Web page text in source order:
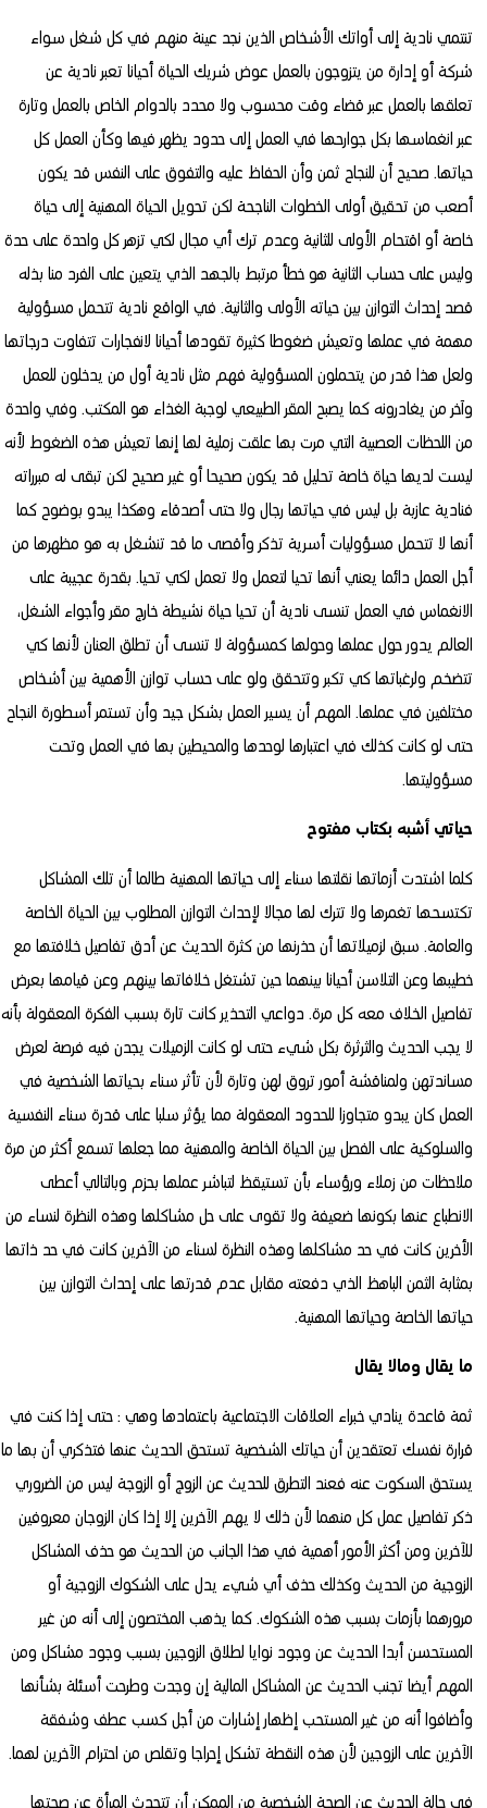
تنتمي نادية إلى أواتك الأشخاص الذين نجد عينة منهم في كل شغل سواء
شركة أو إدارة من يتزوجون بالعمل عوض شريك الحياة أحيانا تعبر نادية عن
تعلقها بالعمل عبر قضاء وقت محسوب ولا محدد بالدوام الخاص بالعمل وتارة
عبر انغماسها بكل جوارحها في العمل إلى حدود يظهر فيها وكأن العمل كل
حياتها. صحيح أن للنجاح ثمن وأن الحفاظ عليه والتفوق على النفس قد يكون
أصعب من تحقيق أولى الخطوات الناجحة لكن تحويل الحياة المهنية إلى حياة
خاصة أو اقتحام الأولى للثانية وعدم ترك أي مجال لكي تزهر كل واحدة على حدة
وليس على حساب الثانية هو خطأ مرتبط بالجهد الذي يتعين على الفرد منا بذله
قصد إحداث التوازن بين حياته الأولى والثانية. في الواقع نادية تتحمل مسؤولية
مهمة في عملها وتعيش ضغوطا كثيرة تقودها أحيانا لانفجارات تتفاوت درجاتها
ولعل هذا قدر من يتحملون المسؤولية فهم مثل نادية أول من يدخلون للعمل
وآخر من يغادرونه كما يصبح المقر الطبيعي لوجبة الغذاء هو المكتب. وفي واحدة
من اللحظات العصبية التي مرت بها علقت زملية لها إنها تعيش هذه الضغوط لأنه
ليست لديها حياة خاصة تحليل قد يكون صحيحا أو غير صحيح لكن تبقى له مبرراته
فنادية عازبة بل ليس في حياتها رجال ولا حتى أصدقاء وهكذا يبدو بوضوح كما
أنها لا تتحمل مسؤوليات أسرية تذكر وأقصى ما قد تنشغل به هو مظهرها من
أجل العمل دائما يعني أنها تحيا لتعمل ولا تعمل لكي تحيا. بقدرة عجيبة على
الانغماس في العمل تنسى نادية أن تحيا حياة نشيطة خارج مقر وأجواء الشغل،
العالم يدور حول عملها وحولها كمسؤولة لا تنسى أن تطلق العنان لأنها كي
تتضخم ولرغباتها كي تكبر وتتحقق ولو على حساب توازن الأهمية بين أشخاص
مختلفين في عملها. المهم أن يسير العمل بشكل جيد وأن تستمر أسطورة النجاح
حتى لو كانت كذلك في اعتبارها لوحدها والمحيطين بها في العمل وتحت
مسؤوليتها.
حياتي أشبه بكتاب مفتوح
كلما اشتدت أزماتها نقلتها سناء إلى حياتها المهنية طالما أن تلك المشاكل
تكتسحها تغمرها ولا تترك لها مجالا لإحداث التوازن المطلوب بين الحياة الخاصة
والعامة. سبق لزميلاتها أن حذرنها من كثرة الحديث عن أدق تفاصيل خلافتها مع
خطيبها وعن التلاسن أحيانا بينهما حين تشتغل خلافاتها بينهم وعن قيامها بعرض
تفاصيل الخلاف معه كل مرة. دواعي التحذير كانت تارة بسبب الفكرة المعقولة بأنه
لا يجب الحديث والثرثرة بكل شيء حتى لو كانت الزميلات يجدن فيه فرصة لعرض
مساندتهن ولمناقشة أمور تروق لهن وتارة لأن تأثر سناء بحياتها الشخصية في
العمل كان يبدو متجاوزا للحدود المعقولة مما يؤثر سلبا على قدرة سناء النفسية
والسلوكية على الفصل بين الحياة الخاصة والمهنية مما جعلها تسمع أكثر من مرة
ملاحظات من زملاء ورؤساء بأن تستيقظ لتباشر عملها بحزم وبالتالي أعطى
الانطباع عنها بكونها ضعيفة ولا تقوى على حل مشاكلها وهذه النظرة لنساء من
الأخرين كانت في حد مشاكلها وهذه النظرة لسناء من الآخرين كانت في حد ذاتها
بمثابة الثمن الباهظ الذي دفعته مقابل عدم قدرتها على إحداث التوازن بين
حياتها الخاصة وحياتها المهنية.
ما يقال ومالا يقال
ثمة قاعدة ينادي خبراء العلاقات الاجتماعية باعتمادها وهي : حتى إذا كنت في
قرارة نفسك تعتقدين أن حياتك الشخصية تستحق الحديث عنها فتذكري أن بها ما
يستحق السكوت عنه فعند التطرق للحديث عن الزوج أو الزوجة ليس من الضروري
ذكر تفاصيل عمل كل منهما لأن ذلك لا يهم الآخرين إلا إذا كان الزوجان معروفين
للآخرين ومن أكثر الأمور أهمية في هذا الجانب من الحديث هو حذف المشاكل
الزوجية من الحديث وكذلك حذف أي شيء يدل على الشكوك الزوجية أو
مرورهما بأزمات بسبب هذه الشكوك. كما يذهب المختصون إلى أنه من غير
المستحسن أبدا الحديث عن وجود نوايا لطلاق الزوجين بسبب وجود مشاكل ومن
المهم أيضا تجنب الحديث عن المشاكل المالية إن وجدت وطرحت أسئلة بشأنها
وأضافوا أنه من غير المستحب إظهار إشارات من أجل كسب عطف وشفقة
الآخرين على الزوجين لأن هذه النقطة تشكل إحراجا وتقلص من احترام الآخرين لهما.
في حالة الحديث عن الصحة الشخصية من الممكن أن تتحدث المرأة عن صحتها